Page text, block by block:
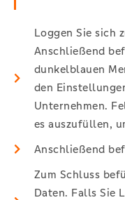
Loggen Sie sich
Anschließend
dunkelblauen
den
Unternehmen.
es auszufüllen,
Anschließend
Zum Schluss
Daten. Falls Sie